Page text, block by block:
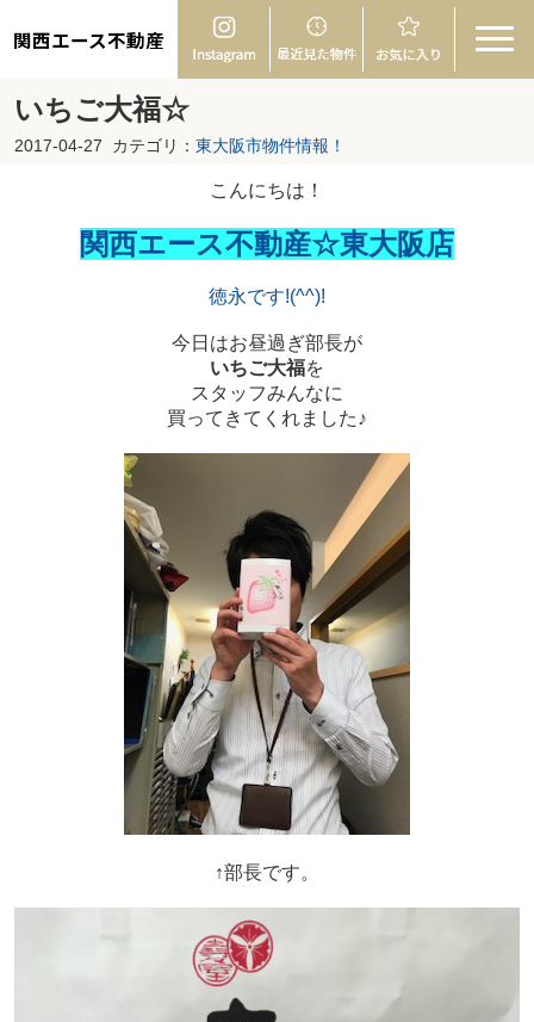
関西エース不動産
いちご大福☆
2017-04-27 カテゴリ： 東大阪市物件情報！
こんにちは！
関西エース不動産☆東大阪店
徳永です!(^^)!
今日はお昼過ぎ部長が
いちご大福を
スタッフみんなに
買ってきてくれました♪
↑部長です。